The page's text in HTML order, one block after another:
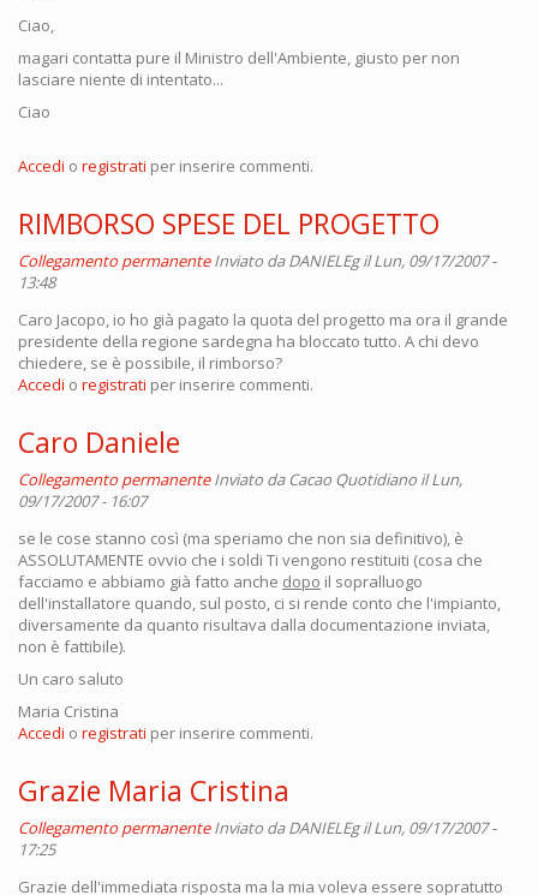
Ciao,
magari contatta pure il Ministro dell'Ambiente, giusto per non
lasciare niente di intentato...
Ciao
Accedi o registrati per inserire commenti.
RIMBORSO SPESE DEL PROGETTO
Collegamento permanente Inviato daDANIELEgil Lun, 09/17/2007 -
13:48
Caro Jacopo, io ho già pagato la quota del progetto ma ora il grande
presidente della regione sardegna ha bloccato tutto. A chi devo
chiedere, se è possibile, il rimborso?
Accedi o registrati per inserire commenti.
Caro Daniele
Collegamento permanente Inviato daCacao Quotidiano il Lun,
09/17/2007 - 16:07
se le cose stanno così (ma speriamo che non sia definitivo), è
ASSOLUTAMENTE ovvio che i soldi Ti vengono restituiti (cosa che
facciamo e abbiamo già fatto anche dopo il sopralluogo
dell'installatore quando, sul posto, ci si rende conto che l'impianto,
diversamente da quanto risultava dalla documentazione inviata,
non è fattibile).
Un caro saluto
Maria Cristina
Accedi o registrati per inserire commenti.
Grazie Maria Cristina
Collegamento permanente Inviato daDANIELEgil Lun, 09/17/2007 -
17:25
Grazie dell'immediata risposta ma la mia voleva essere sopratutto